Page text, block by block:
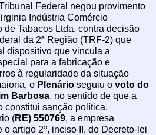
Federal negou provimento
Indústria Comércio
de Tabacos Ltda. contra decisão
da 2ª Região (TRF-2) que
dispositivo que vincula a
para a fabricação e
à regularidade da situação
o Plenário seguiu o voto do
Barbosa, no sentido de que a
constitui sanção política.
(RE) 550769, a empresa
artigo 2º, inciso II, do Decreto-lei